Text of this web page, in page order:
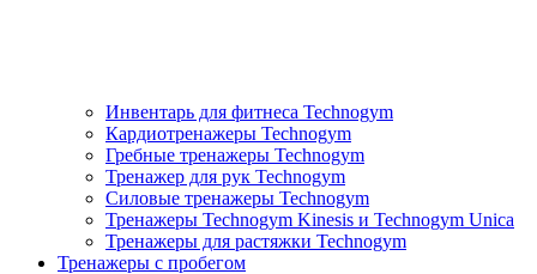
Инвентарь для фитнеса Technogym
Кардиотренажеры Technogym
Гребные тренажеры Technogym
Тренажер для рук Technogym
Силовые тренажеры Technogym
Тренажеры Technogym Kinesis и Technogym Unica
Тренажеры для растяжки Technogym
Тренажеры с пробегом